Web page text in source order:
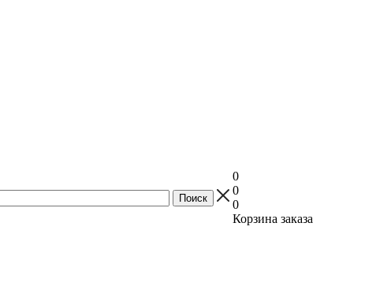
0
0
0
Корзина заказа